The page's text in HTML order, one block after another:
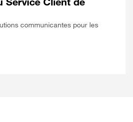
communicantes pour les